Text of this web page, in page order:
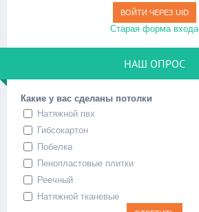
ВОЙТИ ЧЕРЕЗ UID
Старая форма входа
НАШ ОПРОС
Какие у вас сделаны потолки
Натяжной пвх
Гибсокартон
Побелка
Пенопластовые плитки
Реечный
Натяжной тканевые